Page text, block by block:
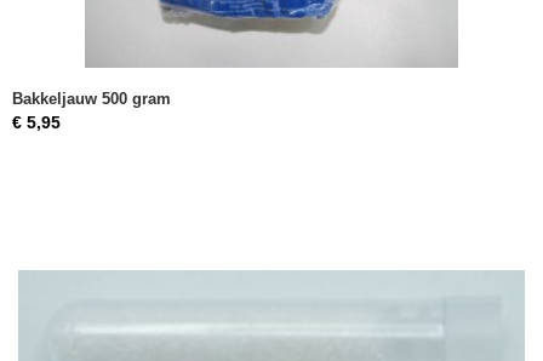
Bakkeljauw 500 gram
€ 5,95